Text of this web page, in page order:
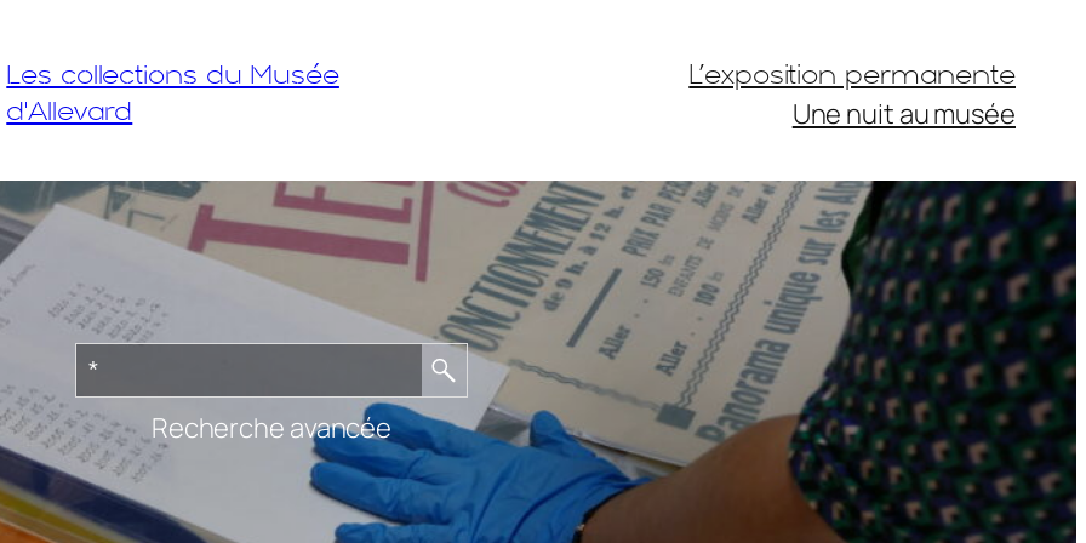
Les collections du Musée
d'Allevard
L’exposition permanente
Une nuit au musée
Recherche avancée